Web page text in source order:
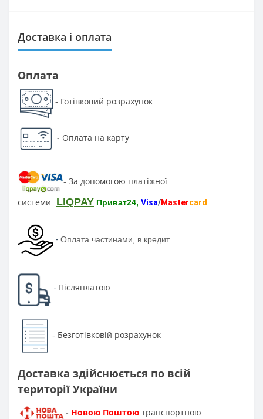
Доставка і оплата
Оплата
- Готівковий розрахунок
- Оплата на карту
- За допомогою платіжної
системи LIQPAY Приват24, Visa/Mastercard
- Оплата частинами, в кредит
- Післяплатою
- Безготівковій розрахунок
Доставка здійснюється по всій
території України
- Новою Поштою транспортною